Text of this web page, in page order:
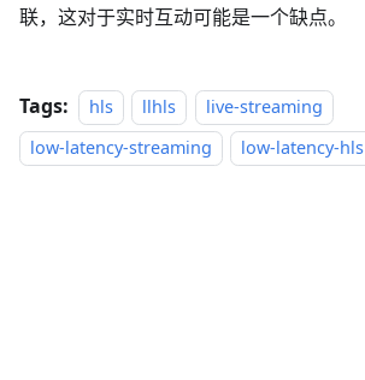
联，这对于实时互动可能是一个缺点。
Tags: hls llhls
live-streaming
low-latency-streaming
low-latency-hls